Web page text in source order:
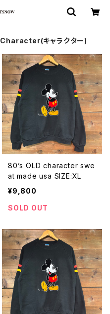
Character(キャラクター)
80’s OLD character swe
at made usa SIZE:XL
¥9,800
SOLD OUT